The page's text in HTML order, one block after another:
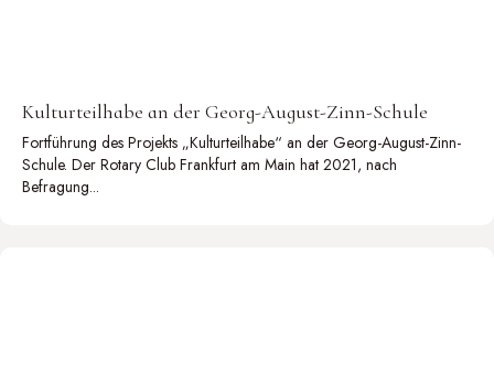
Kulturteilhabe an der Georg-August-Zinn-Schule
Fortführung des Projekts „Kulturteilhabe“ an der Georg-August-Zinn-
Schule. Der Rotary Club Frankfurt am Main hat 2021, nach
Befragung...